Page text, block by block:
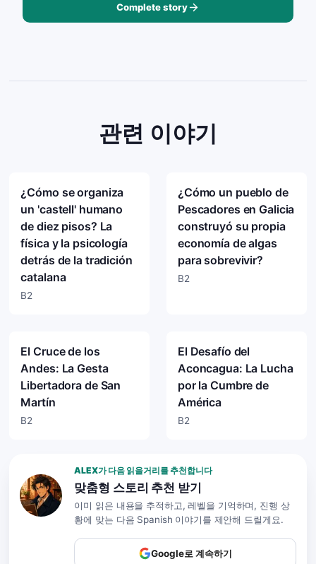
Complete story
관련 이야기
¿Cómo se organiza
un 'castell' humano
de diez pisos? La
física y la psicología
detrás de la tradición
catalana
B2
¿Cómo un pueblo de
Pescadores en Galicia
construyó su propia
economía de algas
para sobrevivir?
B2
El Cruce de los
Andes: La Gesta
Libertadora de San
Martín
B2
El Desafío del
Aconcagua: La Lucha
por la Cumbre de
América
B2
ALEX가 다음 읽을거리를 추천합니다
맞춤형 스토리 추천 받기
이미 읽은 내용을 추적하고, 레벨을 기억하며, 진행 상
황에 맞는 다음 Spanish 이야기를 제안해 드릴게요.
Google로 계속하기